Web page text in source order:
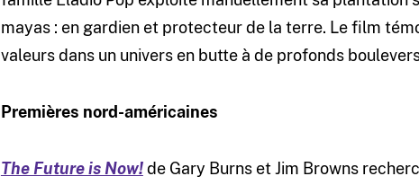
mayas : en gardien et protecteur de la terre. Le film
valeurs dans un univers en butte à de profonds
Premières nord-américaines
The Future is Now!de Gary Burns et Jim Browns